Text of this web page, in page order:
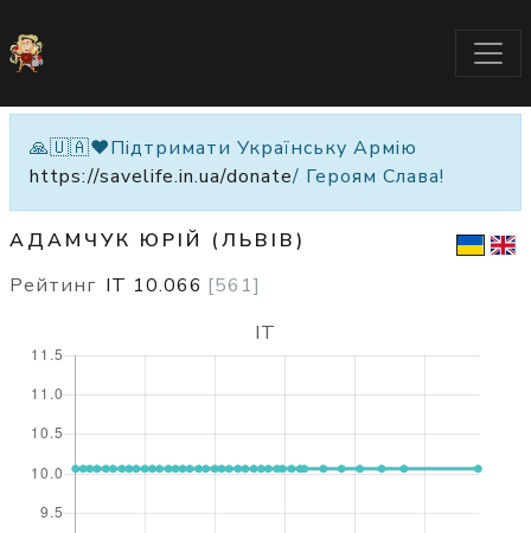
🙏🇺🇦❤️Підтримати Українську Армію
https://savelife.in.ua/donate/ Героям Слава!
АДАМЧУК ЮРІЙ (ЛЬВІВ)
Рейтинг IT 10.066 [561]
IT